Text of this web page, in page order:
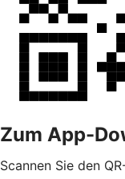
Zum App-
Scannen Sie den